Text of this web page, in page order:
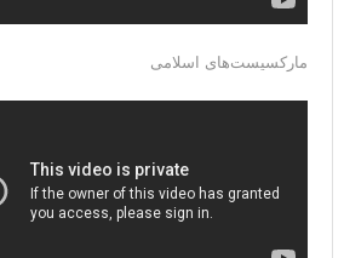
مارکسیست‌های اسلامی